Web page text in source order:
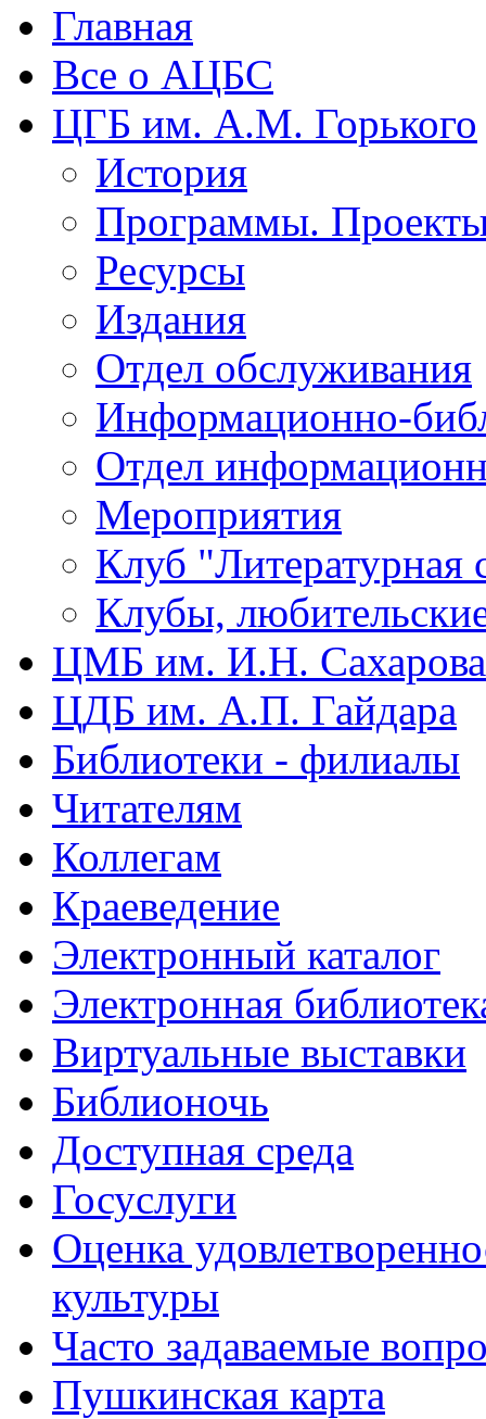
Главная
Все о АЦБС
ЦГБ им. А.М. Горького
История
Программы.
Ресурсы
Издания
Отдел обслуживания
Информационно-
Отдел
Мероприятия
Клуб "Литературная
Клубы,
ЦМБ им. И.Н. Сахарова
ЦДБ им. А.П. Гайдара
Библиотеки - филиалы
Читателям
Коллегам
Краеведение
Электронный каталог
Электронная
Виртуальные выставки
Библионочь
Доступная среда
Госуслуги
Оценка
культуры
Часто задаваемые
Пушкинская карта